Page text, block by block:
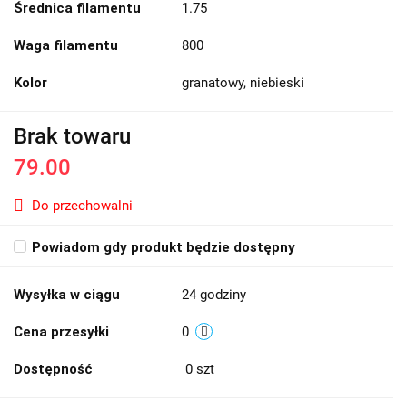
Średnica filamentu 1.75
Waga filamentu 800
Kolor granatowy, niebieski
Brak towaru
79.00
Do przechowalni
Powiadom gdy produkt będzie dostępny
Wysyłka w ciągu 24 godziny
Cena przesyłki 0
Dostępność 0 szt